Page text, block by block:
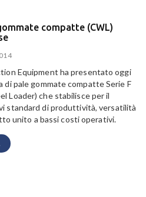
compatte (CWL)
Equipment ha presentato oggi
di pale gommate compatte Serie F
Loader) che stabilisce per il
standard di produttività, versatilità
unito a bassi costi operativi.